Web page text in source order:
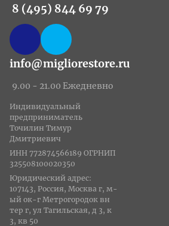
8 (495) 844 69 79
info@migliorestore.ru
9.00 - 21.00 Ежедневно
Индивидуальный
предприниматель
Точилин Тимур
Дмитриевич
ИНН 772874566189 ОГРНИП
325508100020350
Юридический адрес:
107143, Россия, Москва г, м-
ый ок-г Метрогородок вн
тер г, ул Тагильская, д 3, к
3, кв 50